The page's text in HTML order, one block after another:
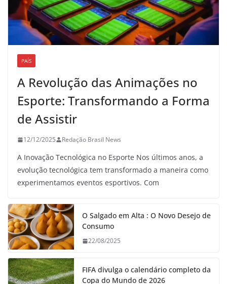
PAÍS
A Revolução das Animações no
Esporte: Transformando a Forma
de Assistir
12/12/2025 Redação Brasil News
A Inovação Tecnológica no Esporte Nos últimos anos, a
evolução tecnológica tem transformado a maneira como
experimentamos eventos esportivos. Com
O Salgado em Alta : O Novo Desejo de
Consumo
22/08/2025
FIFA divulga o calendário completo da
Copa do Mundo de 2026